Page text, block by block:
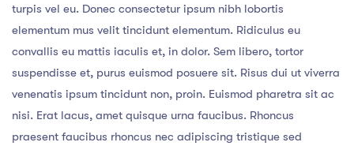
turpis vel eu. Donec consectetur ipsum nibh lobortis
elementum mus velit tincidunt elementum. Ridiculus eu
convallis eu mattis iaculis et, in dolor. Sem libero, tortor
suspendisse et, purus euismod posuere sit. Risus dui ut viverra
venenatis ipsum tincidunt non, proin. Euismod pharetra sit ac
nisi. Erat lacus, amet quisque urna faucibus. Rhoncus
praesent faucibus rhoncus nec adipiscing tristique sed